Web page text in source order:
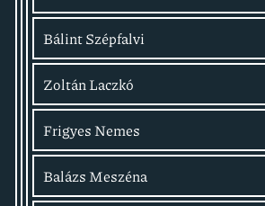
Bálint Szépfalvi
Zoltán Laczkó
Frigyes Nemes
Balázs Meszéna